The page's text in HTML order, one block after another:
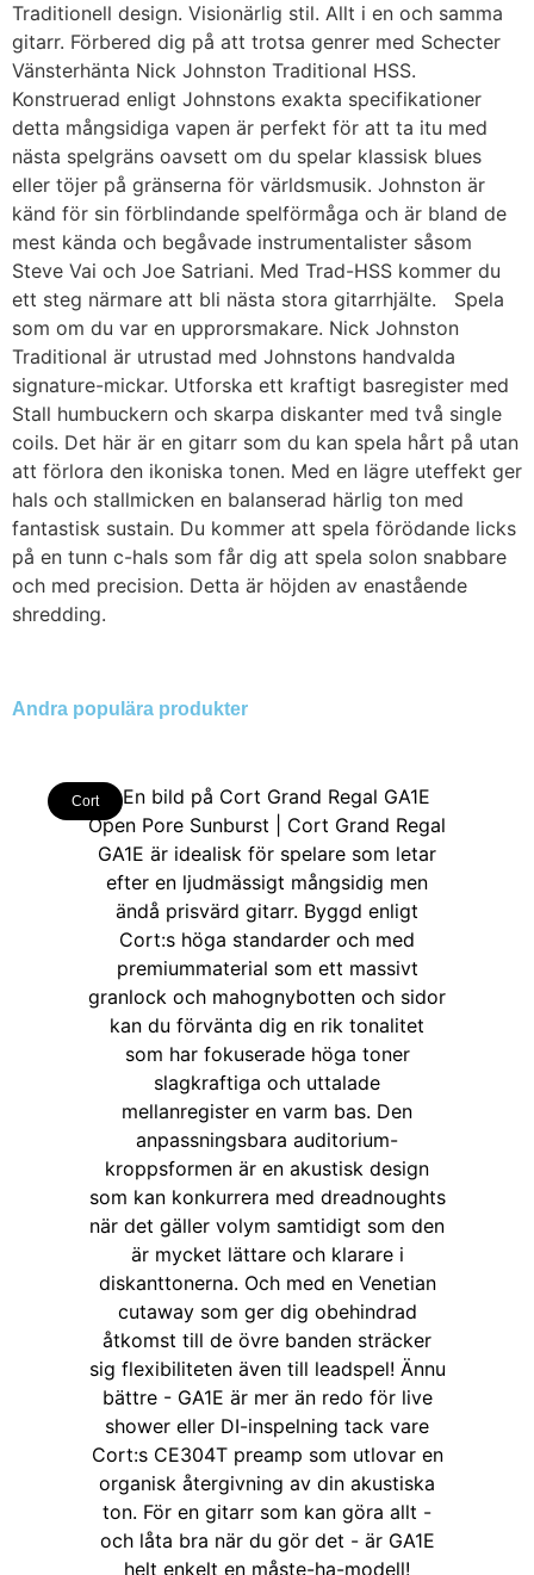
Traditionell design. Visionärlig stil. Allt i en och samma
gitarr. Förbered dig på att trotsa genrer med Schecter
Vänsterhänta Nick Johnston Traditional HSS.
Konstruerad enligt Johnstons exakta specifikationer
detta mångsidiga vapen är perfekt för att ta itu med
nästa spelgräns oavsett om du spelar klassisk blues
eller töjer på gränserna för världsmusik. Johnston är
känd för sin förblindande spelförmåga och är bland de
mest kända och begåvade instrumentalister såsom
Steve Vai och Joe Satriani. Med Trad-HSS kommer du
ett steg närmare att bli nästa stora gitarrhjälte. Spela
som om du var en upprorsmakare. Nick Johnston
Traditional är utrustad med Johnstons handvalda
signature-mickar. Utforska ett kraftigt basregister med
Stall humbuckern och skarpa diskanter med två single
coils. Det här är en gitarr som du kan spela hårt på utan
att förlora den ikoniska tonen. Med en lägre uteffekt ger
hals och stallmicken en balanserad härlig ton med
fantastisk sustain. Du kommer att spela förödande licks
på en tunn c-hals som får dig att spela solon snabbare
och med precision. Detta är höjden av enastående
shredding.
Andra populära produkter
Cort